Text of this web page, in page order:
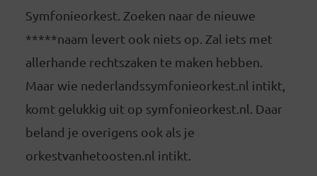
Symfonieorkest. Zoeken naar de nieuwe
*****naam levert ook niets op. Zal iets met
allerhande rechtszaken te maken hebben.
Maar wie nederlandssymfonieorkest.nl intikt,
komt gelukkig uit op symfonieorkest.nl. Daar
beland je overigens ook als je
orkestvanhetoosten.nl intikt.